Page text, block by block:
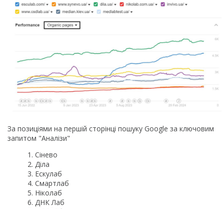
За позиціями на першій сторінці пошуку Google за ключовим
запитом "Аналізи"
Сінево
Діла
Ескулаб
Смартлаб
Ніколаб
ДНК Лаб